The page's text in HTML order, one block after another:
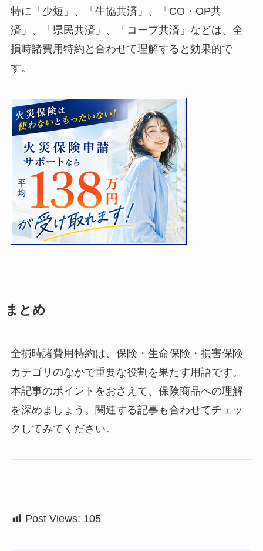
特に「少短」、「生協共済」、「CO・OP共
済」、「県民共済」、「コープ共済」などは、全
損時諸費用特約と合わせて理解すると効果的で
す。
まとめ
全損時諸費用特約は、保険・生命保険・損害保険
カテゴリのなかで重要な役割を果たす用語です。
本記事のポイントをおさえて、保険商品への理解
を深めましょう。関連する記事も合わせてチェッ
クしてみてください。
Post Views: 105